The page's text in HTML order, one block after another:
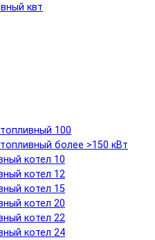
квт
100
более >150 кВт
котел 10
котел 12
котел 15
котел 20
котел 22
котел 24